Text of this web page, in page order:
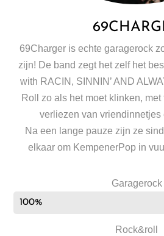
69Charger is echte garagerock
zijn! De band zegt het zelf het
with RACIN, SINNIN’ AND
Roll zo als het moet klinken,
verliezen van vriendinnetjes
Na een lange pauze zijn ze
elkaar om KempenerPop in
Garagerock
100%
Rock&roll